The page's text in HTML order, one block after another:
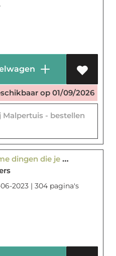
op 01/09/2026
- bestellen
321 superslimme dingen die je moet weten over natuur
2023 | 304 pagina's